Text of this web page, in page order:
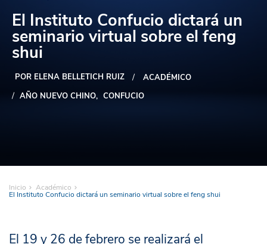
El Instituto Confucio dictará un
seminario virtual sobre el feng
shui
POR ELENA BELLETICH RUIZ
ACADÉMICO
AÑO NUEVO CHINO
CONFUCIO
Inicio Académico
El Instituto Confucio dictará un seminario virtual sobre el feng shui
El 19 y 26 de febrero se realizará el